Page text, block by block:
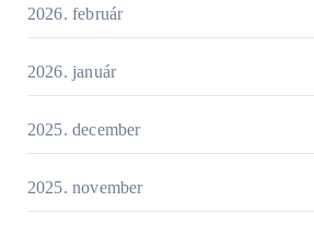
2026. február
2026. január
2025. december
2025. november